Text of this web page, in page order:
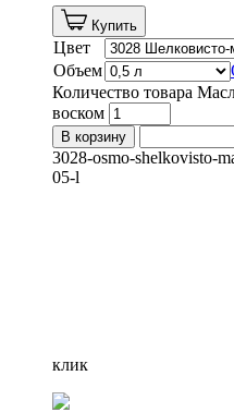
Купить
Цвет
Объем
Количество товара
воском
В корзину
3028-osmo-shelkovisto-
05-l
клик